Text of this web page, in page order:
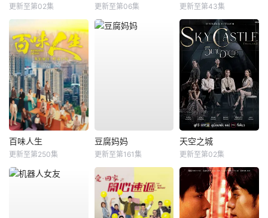
更新至第02集 更新至第06集 更新至第43集
百味人生
更新至第250集
豆腐妈妈
更新至第161集
天空之城
更新至第02集